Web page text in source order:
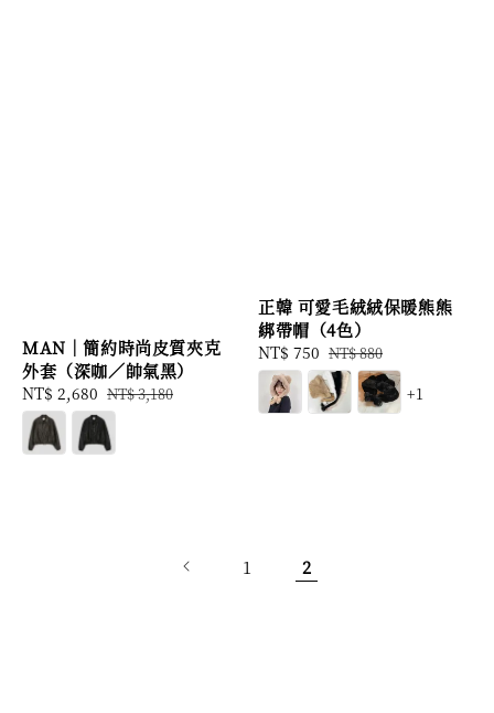
MAN｜簡約時尚皮質夾克
外套（深咖／帥氣黑）
Sale
price
NT$ 2,680 Regular
price
NT$ 3,180
正韓 可愛毛絨絨保暖熊熊
綁帶帽（4色）
Sale
price
NT$ 750 Regular
price
NT$ 880
+1
1 2